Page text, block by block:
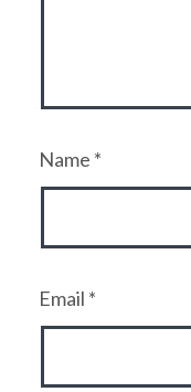
Name *
Email *